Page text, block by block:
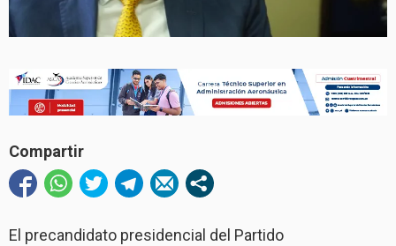
Compartir
El precandidato presidencial del Partido